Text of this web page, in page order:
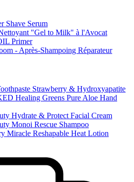
Serum
"Gel to Milk" à l'Avocat
Primer
- Après-Shampoing Réparateur
Strawberry & Hydroxyapatite
Healing Greens Pure Aloe Hand
Hydrate & Protect Facial Cream
Monoi Rescue Shampoo
Miracle Reshapable Heat Lotion